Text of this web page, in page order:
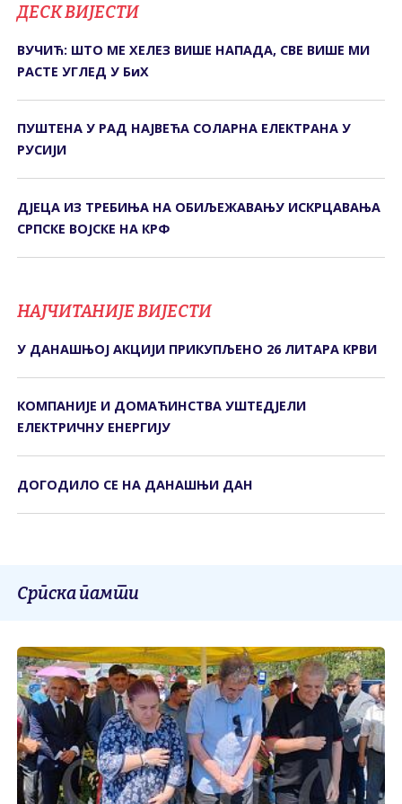
ДЕСК ВИЈЕСТИ
ВУЧИЋ: ШТО МЕ ХЕЛЕЗ ВИШЕ НАПАДА, СВЕ ВИШЕ МИ
РАСТЕ УГЛЕД У БиХ
ПУШТЕНА У РАД НАЈВЕЋА СОЛАРНА ЕЛЕКТРАНА У
РУСИЈИ
ДЈЕЦА ИЗ ТРЕБИЊА НА ОБИЉЕЖАВАЊУ ИСКРЦАВАЊА
СРПСКЕ ВОЈСКЕ НА КРФ
НАЈЧИТАНИЈЕ ВИЈЕСТИ
У ДАНАШЊОЈ АКЦИЈИ ПРИКУПЉЕНО 26 ЛИТАРА КРВИ
КОМПАНИЈЕ И ДОМАЋИНСТВА УШТЕДЈЕЛИ
ЕЛЕКТРИЧНУ ЕНЕРГИЈУ
ДОГОДИЛО СЕ НА ДАНАШЊИ ДАН
Српска памти